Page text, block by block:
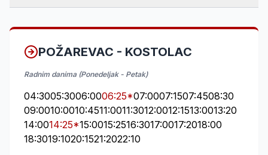
POŽAREVAC - KOSTOLAC
Radnim danima (Ponedeljak - Petak)
04:3005:3006:0006:25*07:0007:1507:4508:30
09:0010:0010:4511:0011:3012:0012:1513:0013:20
14:0014:25*15:0015:2516:3017:0017:2018:00
18:3019:1020:1521:2022:10